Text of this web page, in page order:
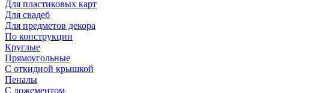
Для пластиковых карт
Для свадеб
Для предметов декора
По конструкции
Круглые
Прямоугольные
С откидной крышкой
Пеналы
С ложементом